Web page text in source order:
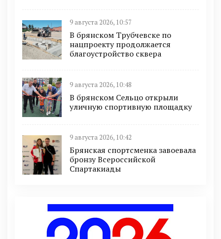
9 августа 2026, 10:57
В брянском Трубчевске по
нацпроекту продолжается
благоустройство сквера
9 августа 2026, 10:48
В брянском Сельцо открыли
уличную спортивную площадку
9 августа 2026, 10:42
Брянская спортсменка завоевала
бронзу Всероссийской
Спартакиады